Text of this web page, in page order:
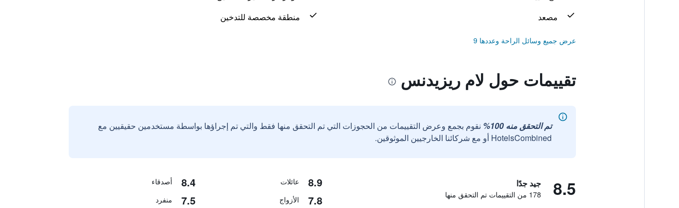
مصعد
منطقة مخصصة للتدخين
عرض جميع وسائل الراحة وعددها 9
تقييمات حول لام ريزيدنس
تم التحقق منه 100%
نقوم بجمع وعرض التقييمات من الحجوزات التي تم التحقق منها فقط والتي تم إجراؤها بواسطة مستخدمين حقيقيين مع
HotelsCombined أو مع شركائنا الخارجيين الموثوقين.
8.5 جيد جدًا
178 من التقييمات تم التحقق منها
8.9 عائلات 8.4 أصدقاء
7.8 الأزواج 7.5 منفرد